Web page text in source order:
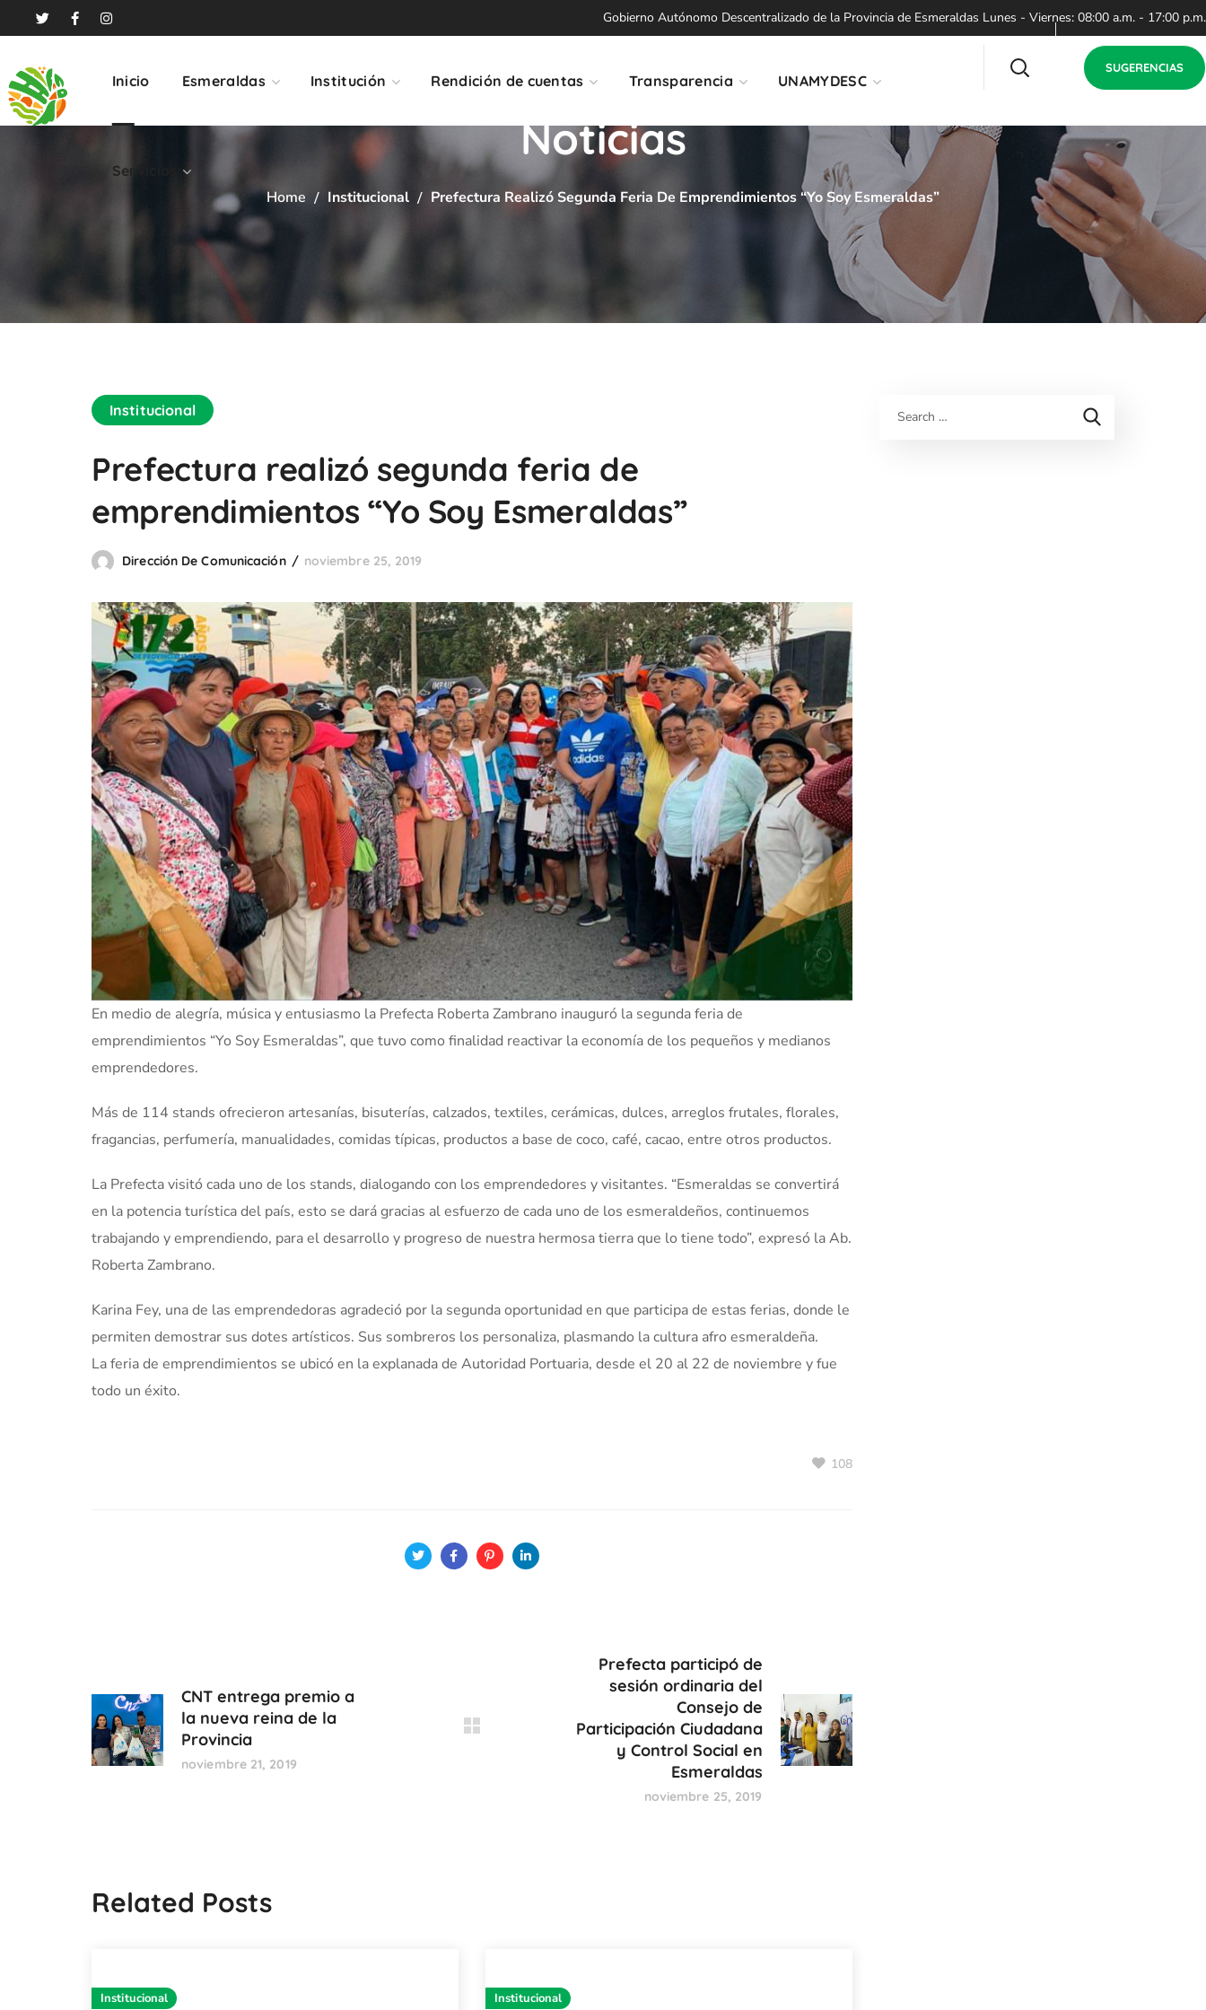
Gobierno Autónomo Descentralizado de la Provincia de Esmeraldas Lunes - Viernes: 08:00 a.m. - 17:00 p.m.
Inicio Esmeraldas Institución Rendición de cuentas Transparencia UNAMYDESC
Servicios
SUGERENCIAS
Noticias
Home Institucional Prefectura Realizó Segunda Feria De Emprendimientos “Yo Soy Esmeraldas”
Institucional
Prefectura realizó segunda feria de
emprendimientos “Yo Soy Esmeraldas”
Dirección De Comunicación noviembre 25, 2019
En medio de alegría, música y entusiasmo la Prefecta Roberta Zambrano inauguró la segunda feria de
emprendimientos “Yo Soy Esmeraldas”, que tuvo como finalidad reactivar la economía de los pequeños y medianos
emprendedores.
Más de 114 stands ofrecieron artesanías, bisuterías, calzados, textiles, cerámicas, dulces, arreglos frutales, florales,
fragancias, perfumería, manualidades, comidas típicas, productos a base de coco, café, cacao, entre otros productos.
La Prefecta visitó cada uno de los stands, dialogando con los emprendedores y visitantes. “Esmeraldas se convertirá
en la potencia turística del país, esto se dará gracias al esfuerzo de cada uno de los esmeraldeños, continuemos
trabajando y emprendiendo, para el desarrollo y progreso de nuestra hermosa tierra que lo tiene todo”, expresó la Ab.
Roberta Zambrano.
Karina Fey, una de las emprendedoras agradeció por la segunda oportunidad en que participa de estas ferias, donde le
permiten demostrar sus dotes artísticos. Sus sombreros los personaliza, plasmando la cultura afro esmeraldeña.
La feria de emprendimientos se ubicó en la explanada de Autoridad Portuaria, desde el 20 al 22 de noviembre y fue
todo un éxito.
108
CNT entrega premio a
la nueva reina de la
Provincia
noviembre 21, 2019
Prefecta participó de
sesión ordinaria del
Consejo de
Participación Ciudadana
y Control Social en
Esmeraldas
noviembre 25, 2019
Related Posts
Institucional Institucional